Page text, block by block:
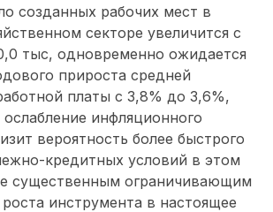
созданных рабочих мест в
секторе увеличится с
тыс, одновременно ожидается
прироста средней
платы с 3,8% до 3,6%,
инфляционного
вероятность более быстрого
кредитных условий в этом
существенным ограничивающим
инструмента в настоящее